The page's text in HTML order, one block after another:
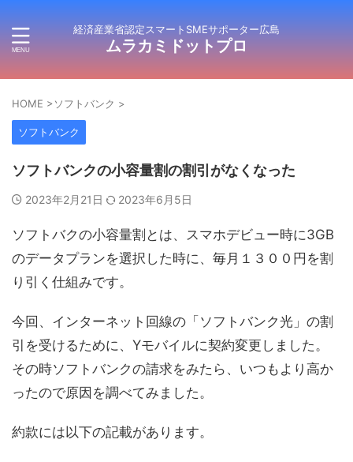
経済産業省認定スマートSMEサポーター広島
ムラカミドットプロ
HOME >ソフトバンク >
ソフトバンク
ソフトバンクの小容量割の割引がなくなった
2023年2月21日 2023年6月5日
ソフトバクの小容量割とは、スマホデビュー時に3GB
のデータプランを選択した時に、毎月１３００円を割
り引く仕組みです。
今回、インターネット回線の「ソフトバンク光」の割
引を受けるために、Yモバイルに契約変更しました。
その時ソフトバンクの請求をみたら、いつもより高か
ったので原因を調べてみました。
約款には以下の記載があります。